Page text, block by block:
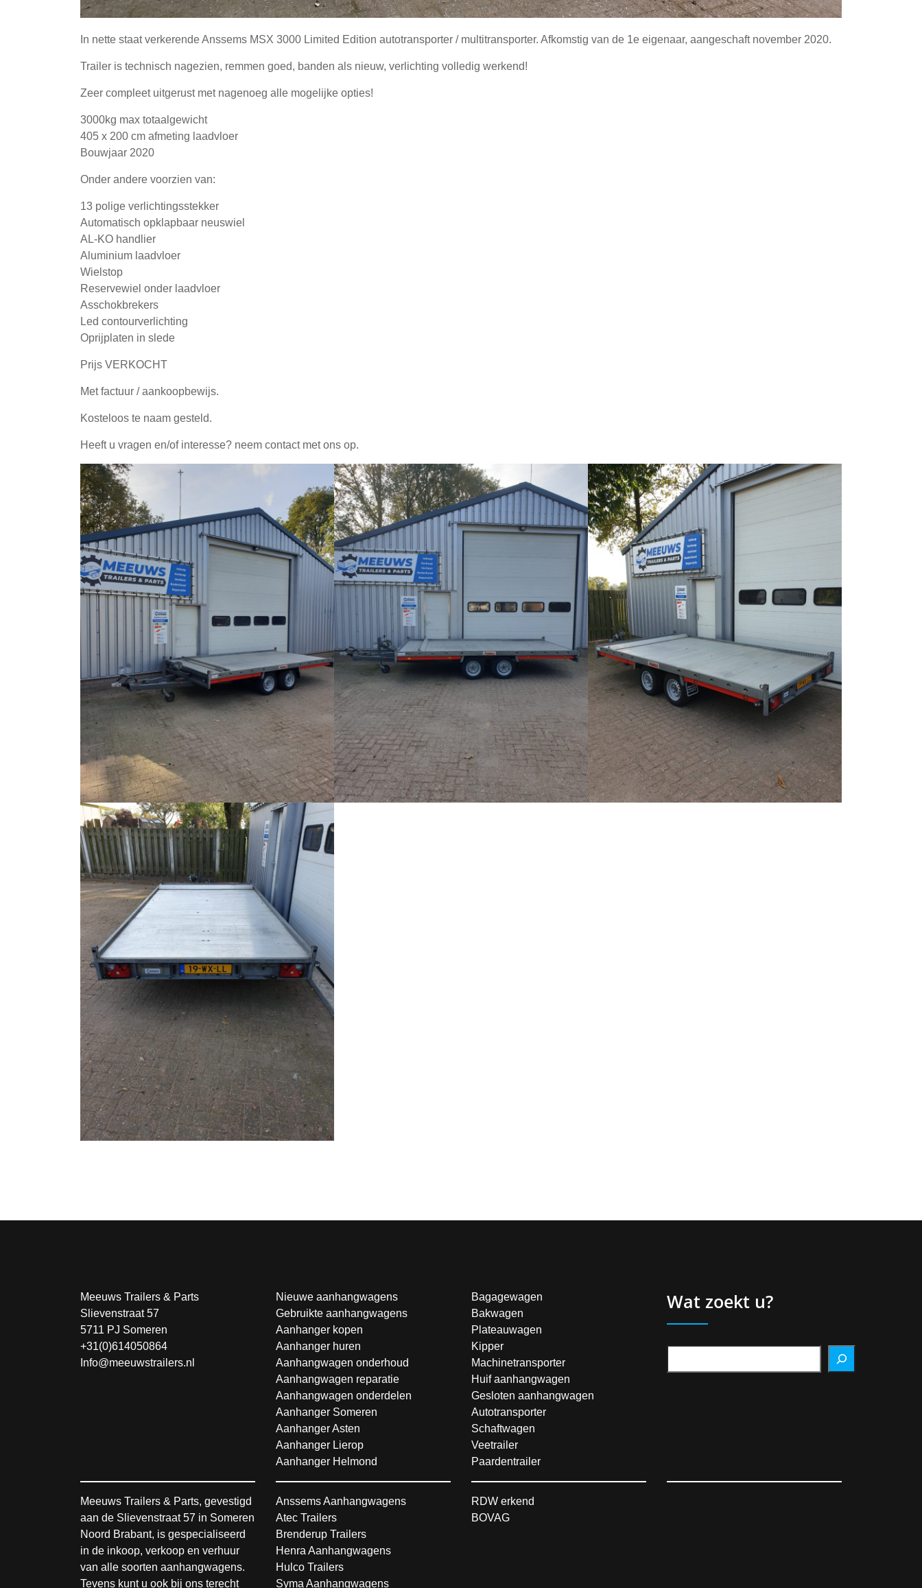
In nette staat verkerende Anssems MSX 3000 Limited Edition autotransporter / multitransporter. Afkomstig van de 1e eigenaar, aangeschaft november 2020.
Trailer is technisch nagezien, remmen goed, banden als nieuw, verlichting volledig werkend!
Zeer compleet uitgerust met nagenoeg alle mogelijke opties!
3000kg max totaalgewicht
405 x 200 cm afmeting laadvloer
Bouwjaar 2020
Onder andere voorzien van:
13 polige verlichtingsstekker
Automatisch opklapbaar neuswiel
AL-KO handlier
Aluminium laadvloer
Wielstop
Reservewiel onder laadvloer
Asschokbrekers
Led contourverlichting
Oprijplaten in slede
Prijs VERKOCHT
Met factuur / aankoopbewijs.
Kosteloos te naam gesteld.
Heeft u vragen en/of interesse? neem contact met ons op.
Meeuws Trailers & Parts
Slievenstraat 57
5711 PJ Someren
+31(0)614050864
Info@meeuwstrailers.nl
Nieuwe aanhangwagens
Gebruikte aanhangwagens
Aanhanger kopen
Aanhanger huren
Aanhangwagen onderhoud
Aanhangwagen reparatie
Aanhangwagen onderdelen
Aanhanger Someren
Aanhanger Asten
Aanhanger Lierop
Aanhanger Helmond
Bagagewagen
Bakwagen
Plateauwagen
Kipper
Machinetransporter
Huif aanhangwagen
Gesloten aanhangwagen
Autotransporter
Schaftwagen
Veetrailer
Paardentrailer
Wat zoekt u?
Meeuws Trailers & Parts, gevestigd
aan de Slievenstraat 57 in Someren
Noord Brabant, is gespecialiseerd
in de inkoop, verkoop en verhuur
van alle soorten aanhangwagens.
Tevens kunt u ook bij ons terecht
Anssems Aanhangwagens
Atec Trailers
Brenderup Trailers
Henra Aanhangwagens
Hulco Trailers
Syma Aanhangwagens
RDW erkend
BOVAG